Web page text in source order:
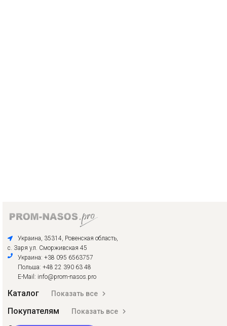
Украина, 35314, Ровенская область,
с. Заря ул. Сморживская 45
Украина: +38 095 6563757
Польша: +48 22 390 63 48
E-Mail: info@prom-nasos.pro
Каталог Показать все
Покупателям Показать все